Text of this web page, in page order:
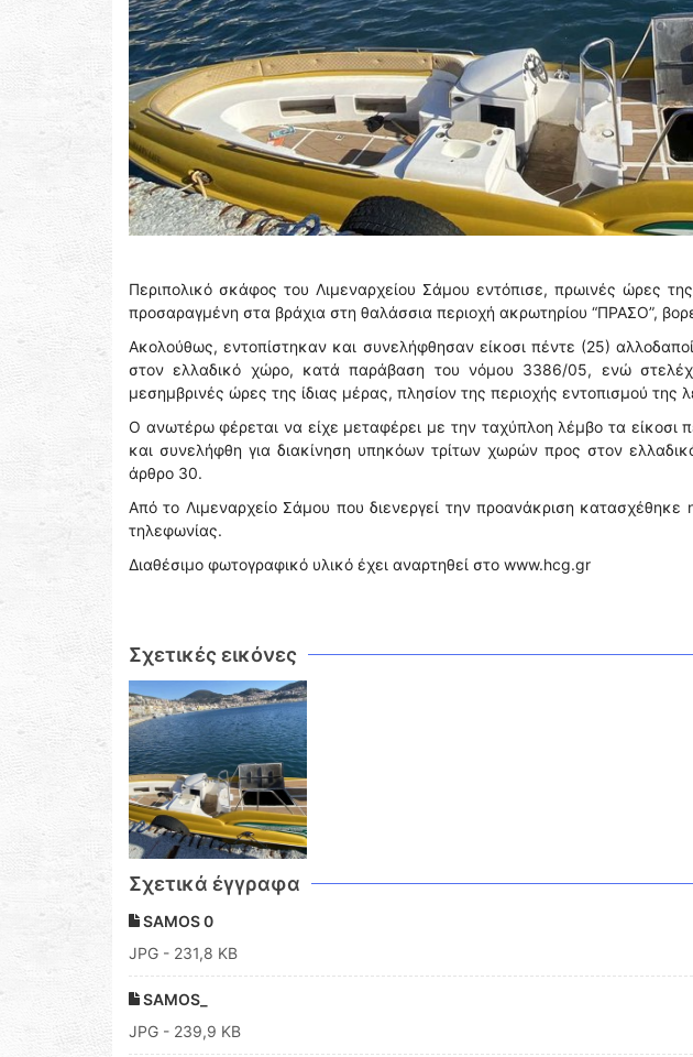
Περιπολικό σκάφος του Λιμεναρχείου Σάμου εντόπισε, πρωινές ώρες
προσαραγμένη στα βράχια στη θαλάσσια περιοχή ακρωτηρίου “ΠΡΑΣΟ”,
Ακολούθως, εντοπίστηκαν και συνελήφθησαν είκοσι πέντε (25)
στον ελλαδικό χώρο, κατά παράβαση του νόμου 3386/05, ενώ
μεσημβρινές ώρες της ίδιας μέρας, πλησίον της περιοχής εντοπισμού
Ο ανωτέρω φέρεται να είχε μεταφέρει με την ταχύπλοη λέμβο τα είκοσι
και συνελήφθη για διακίνηση υπηκόων τρίτων χωρών προς στον
άρθρο 30.
Από το Λιμεναρχείο Σάμου που διενεργεί την προανάκριση
τηλεφωνίας.
Διαθέσιμο φωτογραφικό υλικό έχει αναρτηθεί στο www.hcg.gr
Σχετικές εικόνες
Σχετικά έγγραφα
SAMOS 0
JPG - 231,8 KB
SAMOS_
JPG - 239,9 KB